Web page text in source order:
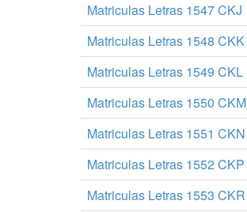
Matriculas Letras 1547 CKJ
Matriculas Letras 1548 CKK
Matriculas Letras 1549 CKL
Matriculas Letras 1550 CKM
Matriculas Letras 1551 CKN
Matriculas Letras 1552 CKP
Matriculas Letras 1553 CKR